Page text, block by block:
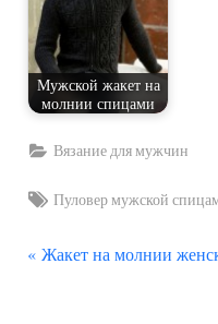
Мужской жакет на
молнии спицами
Вязание для мужчин
Tags:
Пуловер мужской
Навигация
П
Жакет на молнии